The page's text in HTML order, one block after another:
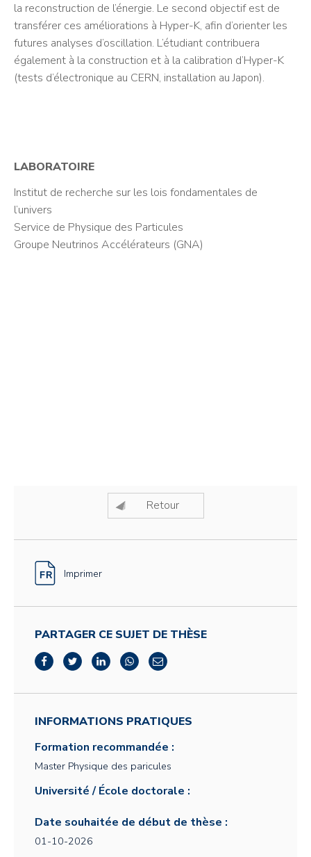
la reconstruction de l’énergie. Le second objectif est de
transférer ces améliorations à Hyper-K, afin d’orienter les
futures analyses d’oscillation. L’étudiant contribuera
également à la construction et à la calibration d’Hyper-K
(tests d’électronique au CERN, installation au Japon).
LABORATOIRE
Institut de recherche sur les lois fondamentales de
l’univers
Service de Physique des Particules
Groupe Neutrinos Accélérateurs (GNA)
Retour
Imprimer
PARTAGER CE SUJET DE THÈSE
INFORMATIONS PRATIQUES
Formation recommandée :
Master Physique des paricules
Université / École doctorale :
Date souhaitée de début de thèse :
01-10-2026